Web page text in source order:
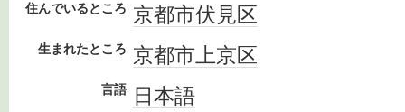
住んでいるところ 京都市伏見区
生まれたところ 京都市上京区
言語 日本語